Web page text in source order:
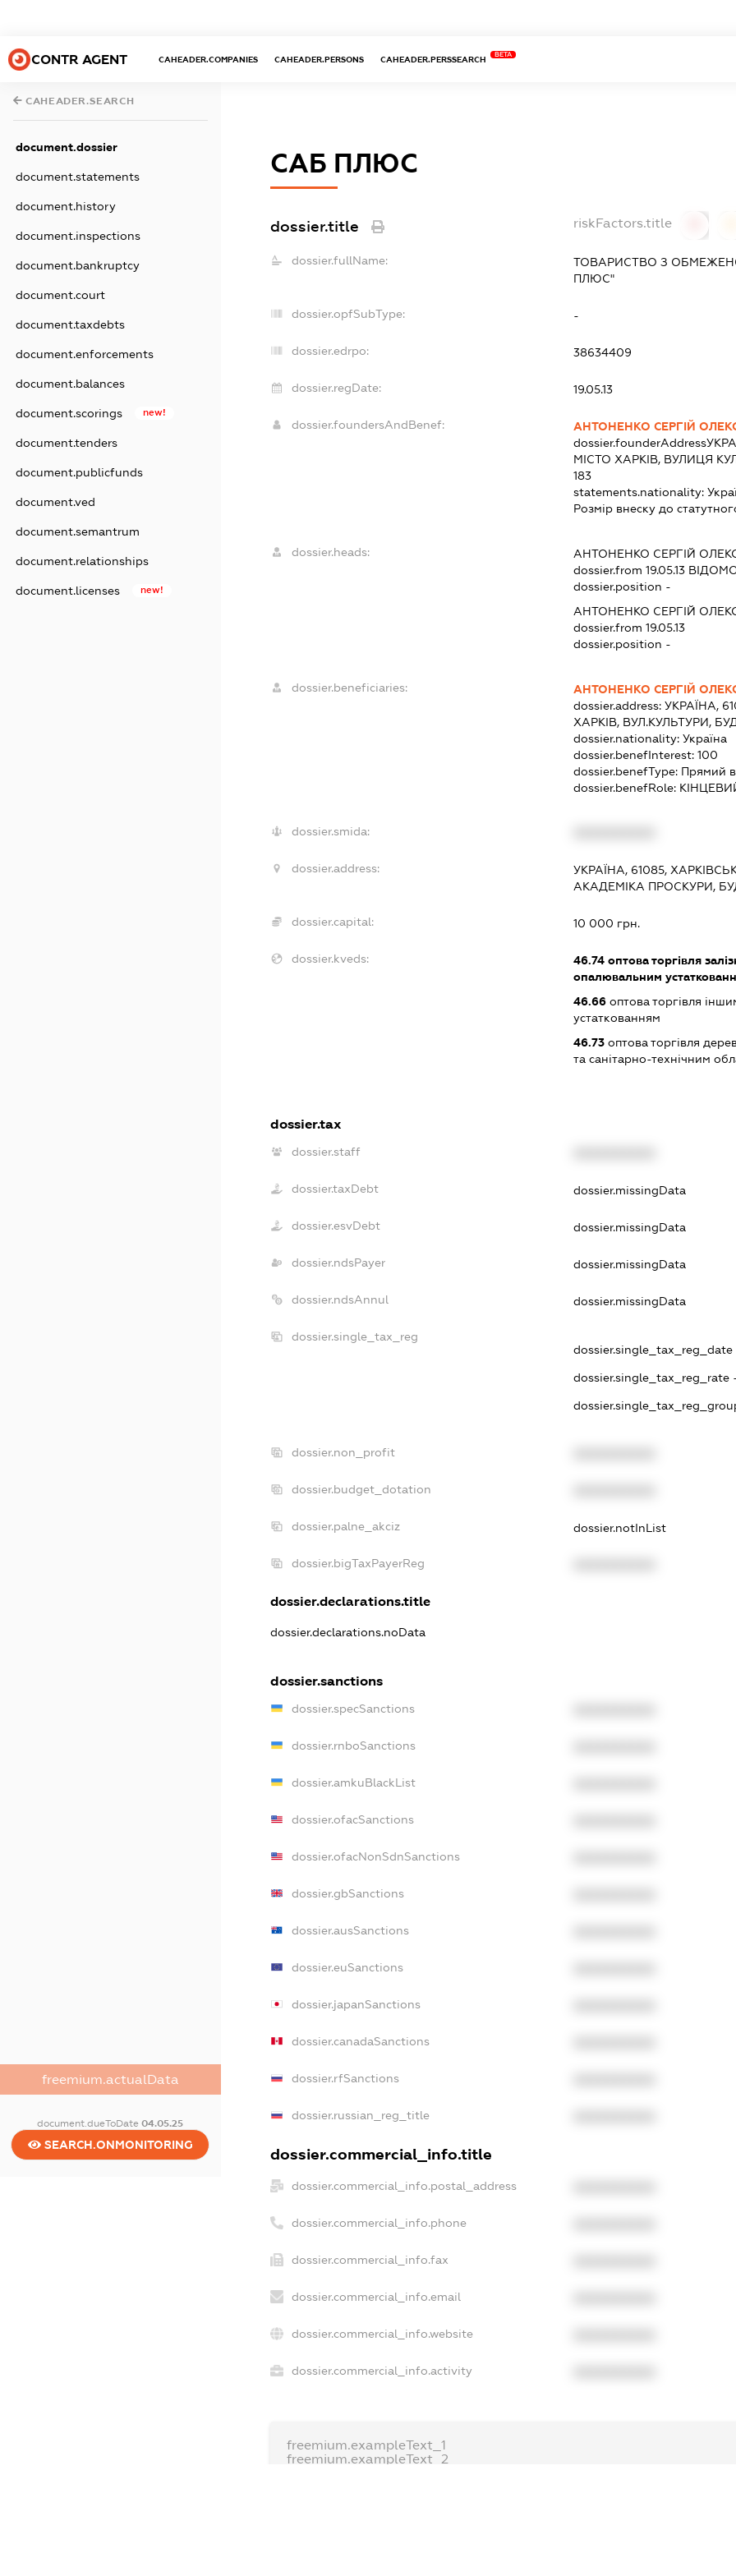
CONTR AGENT CAHEADER.COMPANIES CAHEADER.PERSONS CAHEADER.PERSSEARCH
BETA
CAHEADER.SEARCH
document.dossier
document.statements
document.history
document.inspections
document.bankruptcy
document.court
document.taxdebts
document.enforcements
document.balances
document.scorings new!
document.tenders
document.publicfunds
document.ved
document.semantrum
document.relationships
document.licenses new!
freemium.actualData
document.dueToDate04.05.25
SEARCH.ONMONITORING
САБ ПЛЮС
dossier.title riskFactors.title
dossier.fullName:
ТОВАРИСТВО З
ПЛЮС"
dossier.opfSubType: -
dossier.edrpo: 38634409
dossier.regDate: 19.05.13
dossier.foundersAndBenef:
АНТОНЕНКО СЕРГІЙ
dossier.founderAddress
МІСТО ХАРКІВ, ВУЛИЦЯ
183
statements.nationality:
Розмір внеску до
dossier.heads: АНТОНЕНКО СЕРГІЙ
dossier.from 19.05.13
dossier.position -
АНТОНЕНКО СЕРГІЙ
dossier.from 19.05.13
dossier.position -
dossier.beneficiaries:
АНТОНЕНКО СЕРГІЙ
dossier.address:УКРАЇНА,
ХАРКІВ, ВУЛ.КУЛЬТУРИ,
dossier.nationality:Україна
dossier.benefInterest:100
dossier.benefType: Прямий
dossier.benefRole:
dossier.smida:
dossier.address:
УКРАЇНА, 61085,
АКАДЕМІКА ПРОСКУРИ,
dossier.capital: 10 000 грн.
dossier.kveds: 46.74 оптова торгівля
опалювальним
46.66 оптова торгівля
устаткованням
46.73 оптова торгівля
та санітарно-технічним
dossier.tax
dossier.staff
dossier.taxDebt dossier.missingData
dossier.esvDebt dossier.missingData
dossier.ndsPayer dossier.missingData
dossier.ndsAnnul dossier.missingData
dossier.single_tax_reg
dossier.single_tax_reg_date -
dossier.single_tax_reg_rate
dossier.non_profit
dossier.budget_dotation
dossier.palne_akciz dossier.notInList
dossier.bigTaxPayerReg
dossier.declarations.title
dossier.declarations.noData
dossier.sanctions
dossier.specSanctions
dossier.rnboSanctions
dossier.amkuBlackList
dossier.ofacSanctions
dossier.ofacNonSdnSanctions
dossier.gbSanctions
dossier.ausSanctions
dossier.euSanctions
dossier.japanSanctions
dossier.canadaSanctions
dossier.rfSanctions
dossier.russian_reg_title
dossier.commercial_info.title
dossier.commercial_info.postal_address
dossier.commercial_info.phone
dossier.commercial_info.fax
dossier.commercial_info.email
dossier.commercial_info.website
dossier.commercial_info.activity
freemium.exampleText_1
freemium.exampleText_2